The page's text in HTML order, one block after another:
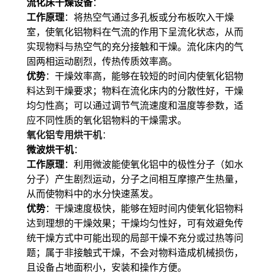
流化床干燥设备：
工作原理：将热空气通过多孔板或分布板吹入干燥
室，使氧化铝物料在气流的作用下呈流化状态，从而
实现物料与热空气的充分接触和干燥。流化床内的气
固两相运动剧烈，传热传质效率高。
优势：干燥效率高，能够在较短的时间内使氧化铝物
料达到干燥要求；物料在流化床内的分散性好，干燥
均匀性高；可以通过调节气流速度和温度等参数，适
应不同性质的氧化铝物料的干燥需求。
氧化铝专用烘干机：
微波烘干机：
工作原理：利用微波能使氧化铝中的极性分子（如水
分子）产生剧烈运动，分子之间相互摩擦产生热量，
从而使物料中的水分快速蒸发。
优势：干燥速度极快，能够在短时间内使氧化铝物料
达到理想的干燥效果；干燥均匀性好，可有效避免传
统干燥方式中可能出现的局部干燥不充分或过热等问
题；属于非接触式干燥，不会对物料造成机械损伤，
且设备占地面积小，安装和操作方便。